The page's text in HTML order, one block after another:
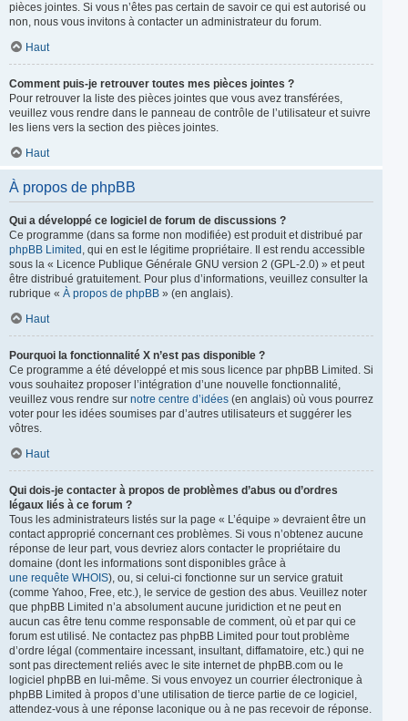
pièces jointes. Si vous n’êtes pas certain de savoir ce qui est autorisé ou
non, nous vous invitons à contacter un administrateur du forum.
Haut
Comment puis-je retrouver toutes mes pièces jointes ?
Pour retrouver la liste des pièces jointes que vous avez transférées,
veuillez vous rendre dans le panneau de contrôle de l’utilisateur et suivre
les liens vers la section des pièces jointes.
Haut
À propos de phpBB
Qui a développé ce logiciel de forum de discussions ?
Ce programme (dans sa forme non modifiée) est produit et distribué par
phpBB Limited , qui en est le légitime propriétaire. Il est rendu accessible
sous la « Licence Publique Générale GNU version 2 (GPL-2.0) » et peut
être distribué gratuitement. Pour plus d’informations, veuillez consulter la
rubrique « À propos de phpBB » (en anglais).
Haut
Pourquoi la fonctionnalité X n’est pas disponible ?
Ce programme a été développé et mis sous licence par phpBB Limited. Si
vous souhaitez proposer l’intégration d’une nouvelle fonctionnalité,
veuillez vous rendre sur notre centre d’idées (en anglais) où vous pourrez
voter pour les idées soumises par d’autres utilisateurs et suggérer les
vôtres.
Haut
Qui dois-je contacter à propos de problèmes d’abus ou d’ordres
légaux liés à ce forum ?
Tous les administrateurs listés sur la page « L’équipe » devraient être un
contact approprié concernant ces problèmes. Si vous n’obtenez aucune
réponse de leur part, vous devriez alors contacter le propriétaire du
domaine (dont les informations sont disponibles grâce à
une requête WHOIS), ou, si celui-ci fonctionne sur un service gratuit
(comme Yahoo, Free, etc.), le service de gestion des abus. Veuillez noter
que phpBB Limited n’a absolument aucune juridiction et ne peut en
aucun cas être tenu comme responsable de comment, où et par qui ce
forum est utilisé. Ne contactez pas phpBB Limited pour tout problème
d’ordre légal (commentaire incessant, insultant, diffamatoire, etc.) qui ne
sont pas directement reliés avec le site internet de phpBB.com ou le
logiciel phpBB en lui-même. Si vous envoyez un courrier électronique à
phpBB Limited à propos d’une utilisation de tierce partie de ce logiciel,
attendez-vous à une réponse laconique ou à ne pas recevoir de réponse.